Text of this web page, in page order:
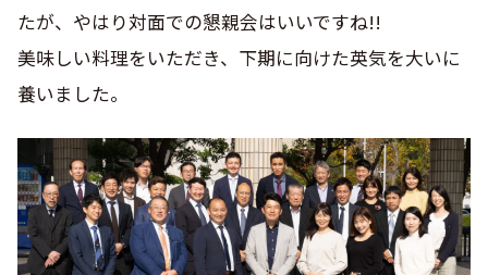
たが、やはり対面での懇親会はいいですね!!
美味しい料理をいただき、下期に向けた英気を大いに
養いました。